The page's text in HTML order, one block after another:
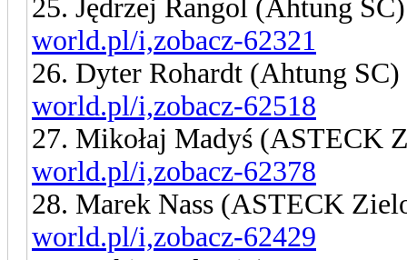
25. Jędrzej Rangol (Ahtung
world.pl/i,zobacz-62321
26. Dyter Rohardt (Ahtung SC)
world.pl/i,zobacz-62518
27. Mikołaj Madyś (ASTECK
world.pl/i,zobacz-62378
28. Marek Nass (ASTECK
world.pl/i,zobacz-62429